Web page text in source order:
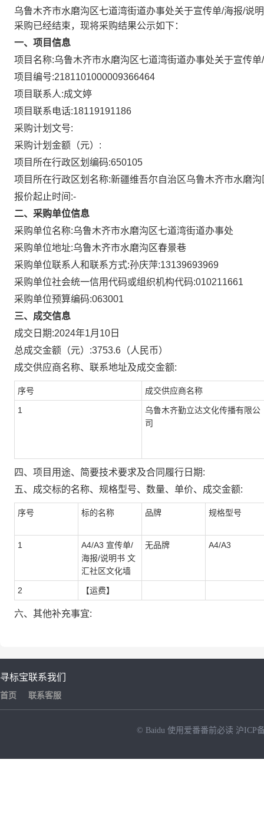
乌鲁木齐市水磨沟区七道湾街道办事处关于宣传单/海报/说
采购已经结束，现将采购结果公示如下：
一、项目信息
项目名称:乌鲁木齐市水磨沟区七道湾街道办事处关于宣传
项目编号:2181101000009366464
项目联系人:成文婷
项目联系电话:18119191186
采购计划文号:
采购计划金额（元）:
项目所在行政区划编码:650105
项目所在行政区划名称:新疆维吾尔自治区乌鲁木齐市水磨沟
报价起止时间:-
二、采购单位信息
采购单位名称:乌鲁木齐市水磨沟区七道湾街道办事处
采购单位地址:乌鲁木齐市水磨沟区春景巷
采购单位联系人和联系方式:孙庆萍:13139693969
采购单位社会统一信用代码或组织机构代码:010211661
采购单位预算编码:063001
三、成交信息
成交日期:2024年1月10日
总成交金额（元）:3753.6 （人民币）
成交供应商名称、联系地址及成交金额:
序号 成交供应商名称
1
乌鲁木齐勤立达文化传播有限公
司
四、项目用途、简要技术要求及合同履行日期:
五、成交标的名称、规格型号、数量、单价、成交金额:
序号 标的名称 品牌 规格型号
1
A4/A3 宣传单/
海报/说明书 文
汇社区文化墙
无品牌 A4/A3
2 【运费】
六、其他补充事宜:
寻标宝
首页
联系我们
联系客服
© Baidu 使用爱番番前必读 沪ICP